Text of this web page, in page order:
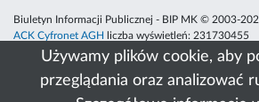
Używamy plików cookie, aby
przeglądania oraz analizować
Biuletyn Informacji Publicznej - BIP MK © 2003-
ACK Cyfronet AGH
liczba wyświetleń: 231730455